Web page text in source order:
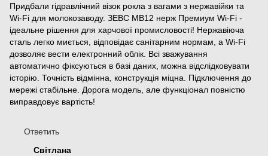
Придбали гідравлічний візок рокла з вагами з нержавійки та
Wi-Fi для молокозаводу. ЗЕВС МВ12 нерж Премиум Wi-Fi -
ідеальне рішення для харчової промисловості! Нержавіюча
сталь легко миється, відповідає санітарним нормам, а Wi-Fi
дозволяє вести електронний облік. Всі зважування
автоматично фіксуються в базі даних, можна відслідковувати
історію. Точність відмінна, конструкція міцна. Підключення до
мережі стабільне. Дорога модель, але функціонал повністю
виправдовує вартість!
Ответить
Світлана